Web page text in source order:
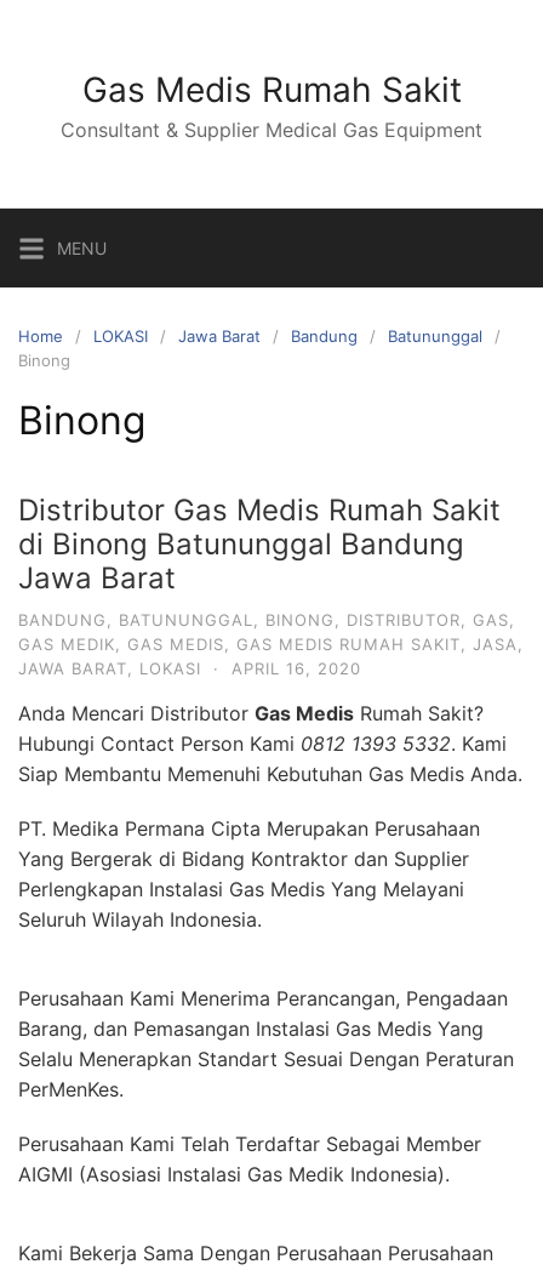
Gas Medis Rumah Sakit
Consultant & Supplier Medical Gas Equipment
MENU
Home LOKASI Jawa Barat Bandung
Batununggal
Binong
Binong
Distributor Gas Medis Rumah Sakit
di Binong Batununggal Bandung
Jawa Barat
BANDUNG BATUNUNGGAL BINONG DISTRIBUTOR GAS
GAS MEDIK
GAS MEDIS GAS MEDIS RUMAH SAKIT JASA
JAWA BARAT
LOKASI · APRIL 16, 2020
Anda Mencari Distributor Gas Medis Rumah Sakit?
Hubungi Contact Person Kami 0812 1393 5332. Kami
Siap Membantu Memenuhi Kebutuhan Gas Medis Anda.
PT. Medika Permana Cipta Merupakan Perusahaan
Yang Bergerak di Bidang Kontraktor dan Supplier
Perlengkapan Instalasi Gas Medis Yang Melayani
Seluruh Wilayah Indonesia.
Perusahaan Kami Menerima Perancangan, Pengadaan
Barang, dan Pemasangan Instalasi Gas Medis Yang
Selalu Menerapkan Standart Sesuai Dengan Peraturan
PerMenKes.
Perusahaan Kami Telah Terdaftar Sebagai Member
AIGMI (Asosiasi Instalasi Gas Medik Indonesia).
Kami Bekerja Sama Dengan Perusahaan Perusahaan